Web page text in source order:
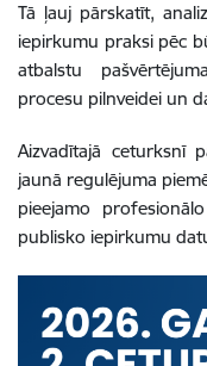
Tā ļauj pārskatīt,
iepirkumu praksi pēc
atbalstu
procesu pilnveidei un
Aizvadītajā ceturksnī
jaunā regulējuma
pieejamo
publisko iepirkumu